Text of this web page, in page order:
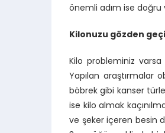
önemli adım ise doğru
Kilonuzu gözden
Kilo probleminiz
Yapılan araştırmalar
böbrek gibi kanser
ise kilo almak
ve şeker içeren besin